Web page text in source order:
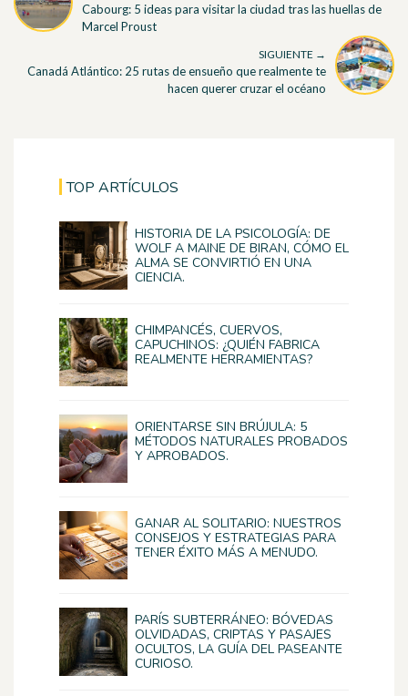
Cabourg: 5 ideas para visitar la ciudad tras las huellas de
Marcel Proust
SIGUIENTE →
Canadá Atlántico: 25 rutas de ensueño que realmente te
hacen querer cruzar el océano
TOP ARTÍCULOS
HISTORIA DE LA PSICOLOGÍA: DE
WOLF A MAINE DE BIRAN, CÓMO EL
ALMA SE CONVIRTIÓ EN UNA
CIENCIA.
CHIMPANCÉS, CUERVOS,
CAPUCHINOS: ¿QUIÉN FABRICA
REALMENTE HERRAMIENTAS?
ORIENTARSE SIN BRÚJULA: 5
MÉTODOS NATURALES PROBADOS
Y APROBADOS.
GANAR AL SOLITARIO: NUESTROS
CONSEJOS Y ESTRATEGIAS PARA
TENER ÉXITO MÁS A MENUDO.
PARÍS SUBTERRÁNEO: BÓVEDAS
OLVIDADAS, CRIPTAS Y PASAJES
OCULTOS, LA GUÍA DEL PASEANTE
CURIOSO.